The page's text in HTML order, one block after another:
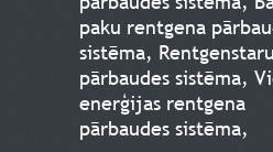
paku rentgena
sistēma, Rentgenstaru
pārbaudes sistēma,
enerģijas rentgena
pārbaudes sistēma,